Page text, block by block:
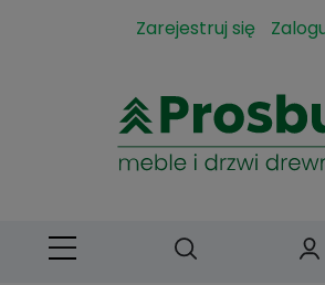
Zarejestruj się